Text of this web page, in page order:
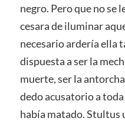
negro. Pero que no se
cesara de iluminar
necesario ardería ella
dispuesta a ser la
muerte, ser la
dedo acusatorio a
había matado. Stultus